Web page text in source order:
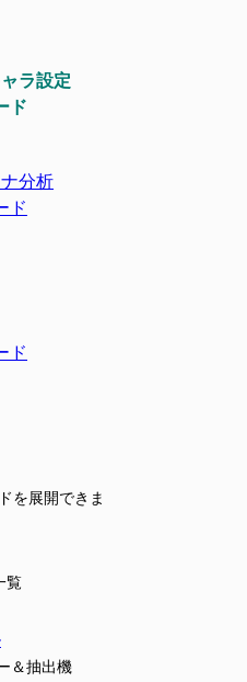
ラ設定
ド
分析
ド
ド
を展開できま
覧
＆抽出機